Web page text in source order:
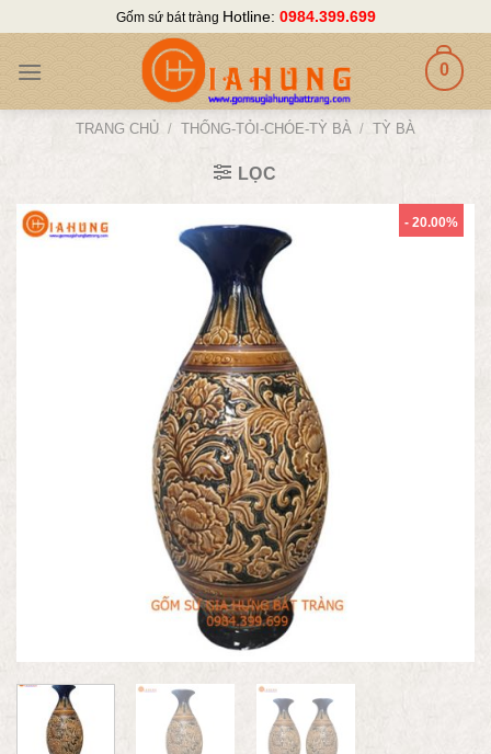
content
Gốm sứ bát tràng Hotline: 0984.399.699
0
TRANG CHỦ / THỐNG-TỎI-CHÓE-TỲ BÀ / TỲ BÀ
LỌC
- 20.00%